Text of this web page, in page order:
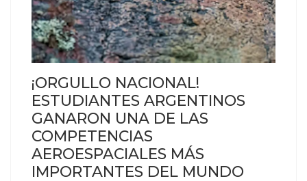
¡ORGULLO NACIONAL!
ESTUDIANTES ARGENTINOS
GANARON UNA DE LAS
COMPETENCIAS
AEROESPACIALES MÁS
IMPORTANTES DEL MUNDO